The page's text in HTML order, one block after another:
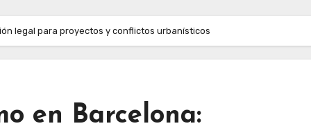
legal para proyectos y conflictos urbanísticos
en Barcelona: